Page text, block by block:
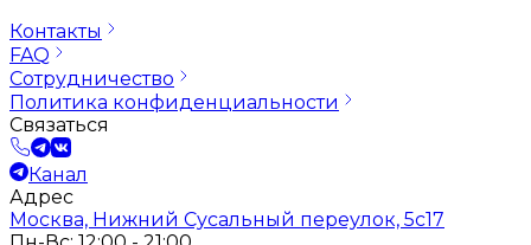
Контакты
FAQ
Сотрудничество
Политика конфиденциальности
Связаться
Канал
Адрес
Москва, Нижний Сусальный переулок, 5с17